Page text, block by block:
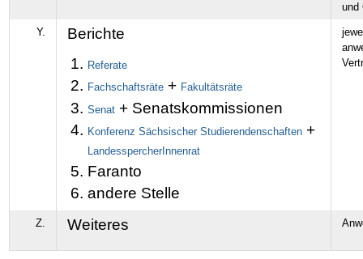
und
Y. Berichte
Referate
Fachschaftsräte + Fakultätsräte
Senat + Senatskommissionen
Konferenz Sächsischer Studierendenschaften +
LandesspercherInnenrat
Faranto
andere Stelle
Z. Weiteres